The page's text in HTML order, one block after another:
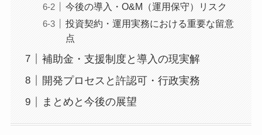
今後の導入・O&M（運用保守）リスク
投資契約・運用実務における重要な留意
点
補助金・支援制度と導入の現実解
開発プロセスと許認可・行政実務
まとめと今後の展望